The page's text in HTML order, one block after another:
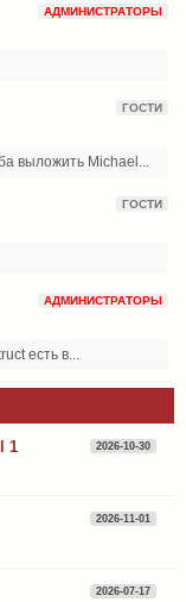
АДМИНИСТРАТОРЫ
ГОСТИ
выложить Michael...
ГОСТИ
АДМИНИСТРАТОРЫ
есть в...
1 2026-10-30
2026-11-01
2026-07-17